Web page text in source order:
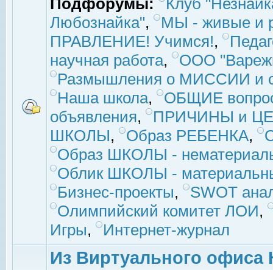
Подфорумы:
Клуб
Любознайка",
МЫ - живые и
ПРАВЛЕНИЕ! Учимся!,
научная работа,
ООО
Размышления о МИССИИ и
Наша школа,
ОБЩИЕ
объявления,
ПРИЧИНЫ и
ШКОЛЫ, Образ РЕБЕНКА,
Образ ШКОЛЫ -
Облик ШКОЛЫ -
Бизнес-проекты,
SWOT
Олимпийский комитет ЛОИ,
Игры, Интернет-журнал
Из Виртуального офиса